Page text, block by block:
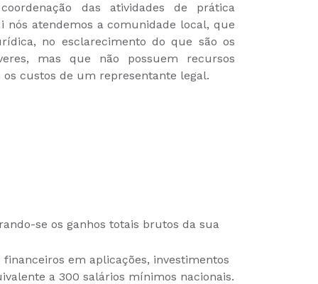
das atividades de prática
nós atendemos a comunidade local, que
no esclarecimento do que são os
mas que não possuem recursos
custos de um representante legal.
se os ganhos totais brutos da sua
em aplicações, investimentos
a 300 salários mínimos nacionais.